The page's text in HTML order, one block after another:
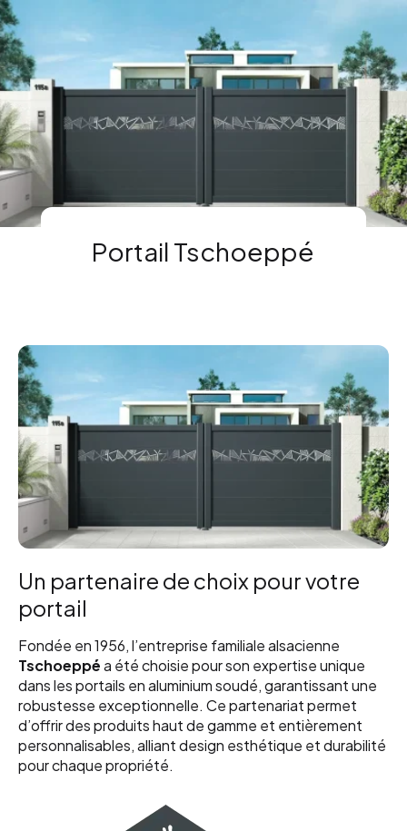
Contact
Portail Tschoeppé
Un partenaire de choix pour votre
portail
Fondée en 1956, l’entreprise familiale alsacienne
Tschoeppéa été choisie pour son expertise unique
dans les portails en aluminium soudé, garantissant une
robustesse exceptionnelle. Ce partenariat permet
d’offrir des produits haut de gamme et entièrement
personnalisables, alliant design esthétique et durabilité
pour chaque propriété.